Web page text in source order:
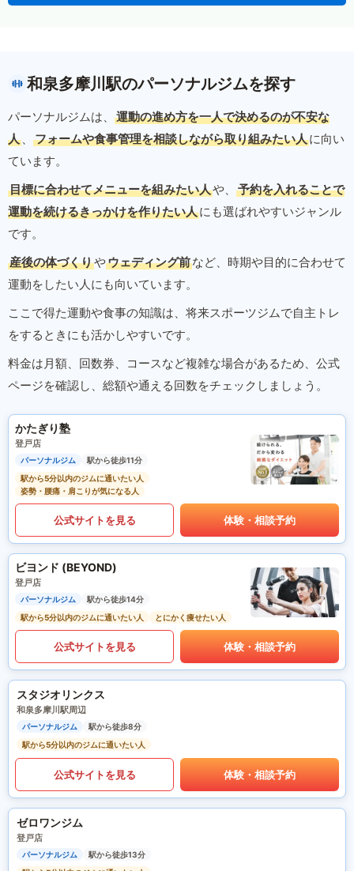
和泉多摩川駅のパーソナルジムを探す
パーソナルジムは、
運動の進め方を一人で決めるのが不安な
人 、 フォームや食事管理を相談しながら取り組みたい人に向い
ています。
目標に合わせてメニューを組みたい人や、
予約を入れることで
運動を続けるきっかけを作りたい人にも選ばれやすいジャンル
です。
産後の体づくりやウェディング前など、時期や目的に合わせて
運動をしたい人にも向いています。
ここで得た運動や食事の知識は、将来スポーツジムで自主トレ
をするときにも活かしやすいです。
料金は月額、回数券、コースなど複雑な場合があるため、公式
ページを確認し、総額や通える回数をチェックしましょう。
かたぎり塾
登戸店
パーソナルジム
駅から徒歩11分
駅から5分以内のジムに通いたい人
姿勢・腰痛・肩こりが気になる人
公式サイトを見る 体験・相談予約
ビヨンド (BEYOND)
登戸店
パーソナルジム
駅から徒歩14分
駅から5分以内のジムに通いたい人
とにかく痩せたい人
公式サイトを見る 体験・相談予約
スタジオリンクス
和泉多摩川駅周辺
パーソナルジム
駅から徒歩8分
駅から5分以内のジムに通いたい人
公式サイトを見る 体験・相談予約
ゼロワンジム
登戸店
パーソナルジム
駅から徒歩13分